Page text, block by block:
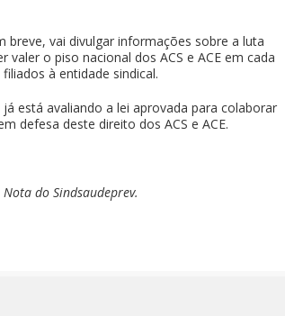
breve, vai divulgar informações sobre a luta
o piso nacional dos ACS e ACE em cada
à entidade sindical.
está avaliando a lei aprovada para colaborar
defesa deste direito dos ACS e ACE.
do Sindsaudeprev.